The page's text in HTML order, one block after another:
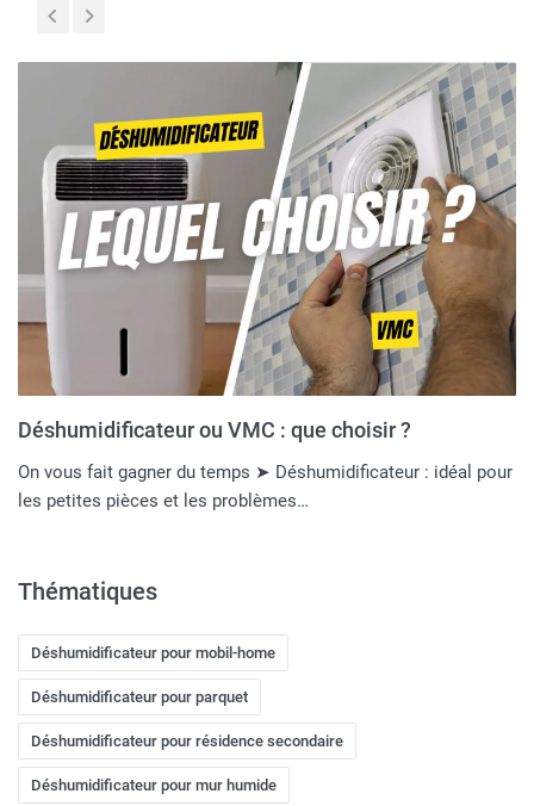
Déshumidificateur ou VMC : que choisir ?
On vous fait gagner du temps ➤ Déshumidificateur : idéal pour
les petites pièces et les problèmes…
Thématiques
Déshumidificateur pour mobil-home
Déshumidificateur pour parquet
Déshumidificateur pour résidence secondaire
Déshumidificateur pour mur humide